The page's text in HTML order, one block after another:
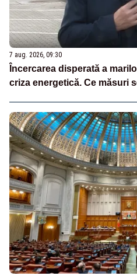
7 aug. 2026, 09:30
Încercarea disperată a
criza energetică. Ce măsuri